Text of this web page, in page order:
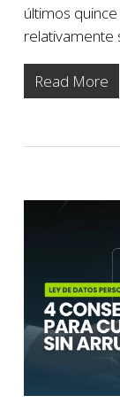
últimos
relativamente
Read More